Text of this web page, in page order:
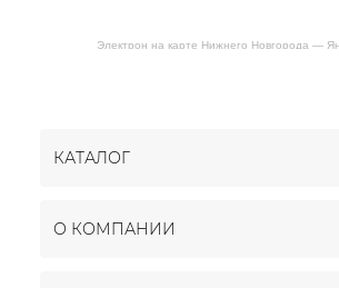
Электрон на карте Нижнего Новгорода —
КАТАЛОГ
О КОМПАНИИ